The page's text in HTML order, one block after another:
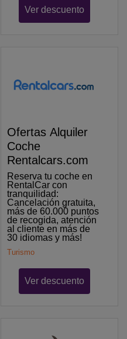
Ver descuento
Ofertas Alquiler
Coche
Rentalcars.com
Reserva tu coche en
RentalCar con
tranquilidad:
Cancelación gratuita,
más de 60.000 puntos
de recogida, atención
al cliente en más de
30 idiomas y más!
Turismo
Ver descuento